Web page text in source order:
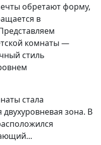
обретают форму,
в
комнаты —
стиль
стала
зона. В